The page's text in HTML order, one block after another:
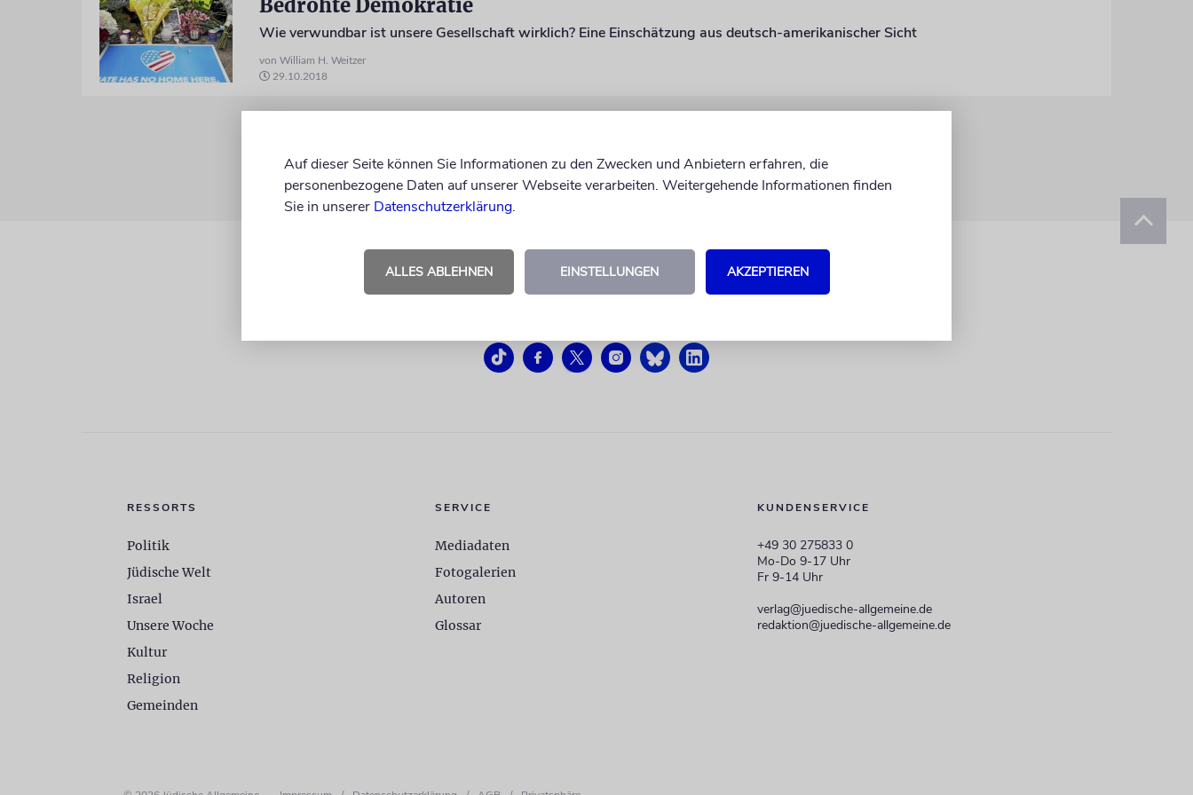
Bedrohte Demokratie
Wie verwundbar ist unsere Gesellschaft wirklich? Eine Einschätzung aus deutsch-amerikanischer Sicht
von William H. Weitzer
29.10.2018
KUNDENSERVICE
+49 30 275833 0
Mo-Do 9-17 Uhr
Fr 9-14 Uhr
verlag@juedische-allgemeine.de
redaktion@juedische-allgemeine.de
RESSORTS
Politik
Jüdische Welt
Israel
Unsere Woche
Kultur
Religion
Gemeinden
SERVICE
Mediadaten
Fotogalerien
Autoren
Glossar
Auf dieser Seite können Sie Informationen zu den Zwecken und Anbietern erfahren, die
personenbezogene Daten auf unserer Webseite verarbeiten. Weitergehende Informationen finden
Sie in unserer Datenschutzerklärung.
ALLES ABLEHNEN EINSTELLUNGEN AKZEPTIEREN